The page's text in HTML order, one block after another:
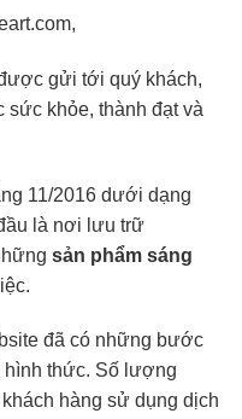
,
gửi tới quý khách,
sức khỏe, thành đạt và
11/2016 dưới dạng
là nơi lưu trữ
sản phẩm sáng
đã có những bước
hình thức. Số lượng
hàng sử dụng dịch